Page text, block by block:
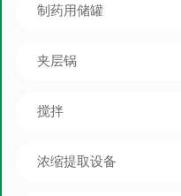
制药用储罐
夹层锅
搅拌
浓缩提取设备